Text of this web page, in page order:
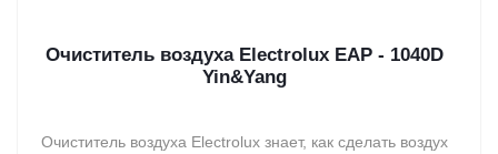
Очиститель воздуха Electrolux EAP - 1040D
Yin&Yang
Очиститель воздуха Electrolux знает, как сделать воздух